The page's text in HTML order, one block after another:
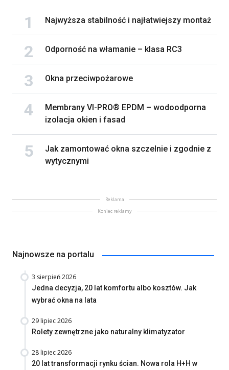
Najwyższa stabilność i najłatwiejszy montaż
Odporność na włamanie – klasa RC3
Okna przeciwpożarowe
Membrany VI-PRO® EPDM – wodoodporna
izolacja okien i fasad
Jak zamontować okna szczelnie i zgodnie z
wytycznymi
Reklama
Koniec reklamy
Najnowsze na portalu
3 sierpień 2026
Jedna decyzja, 20 lat komfortu albo kosztów. Jak
wybrać okna na lata
29 lipiec 2026
Rolety zewnętrzne jako naturalny klimatyzator
28 lipiec 2026
20 lat transformacji rynku ścian. Nowa rola H+H w